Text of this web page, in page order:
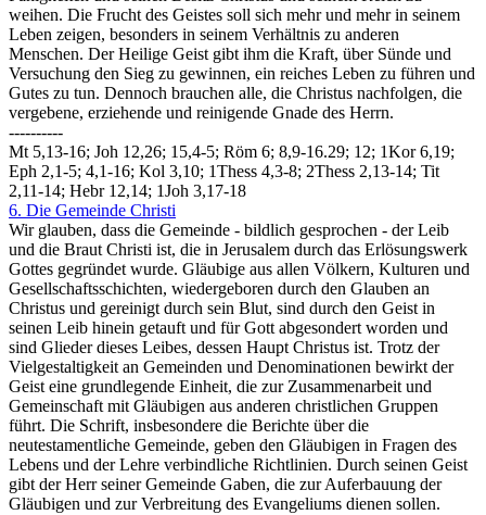
weihen. Die Frucht des Geistes soll sich mehr und mehr in seinem
Leben zeigen, besonders in seinem Verhältnis zu anderen
Menschen. Der Heilige Geist gibt ihm die Kraft, über Sünde und
Versuchung den Sieg zu gewinnen, ein reiches Leben zu führen und
Gutes zu tun. Dennoch brauchen alle, die Christus nachfolgen, die
vergebene, erziehende und reinigende Gnade des Herrn.
----------
Mt 5,13-16; Joh 12,26; 15,4-5; Röm 6; 8,9-16.29; 12; 1Kor 6,19;
Eph 2,1-5; 4,1-16; Kol 3,10; 1Thess 4,3-8; 2Thess 2,13-14; Tit
2,11-14; Hebr 12,14; 1Joh 3,17-18
6. Die Gemeinde Christi
Wir glauben, dass die Gemeinde - bildlich gesprochen - der Leib
und die Braut Christi ist, die in Jerusalem durch das Erlösungswerk
Gottes gegründet wurde. Gläubige aus allen Völkern, Kulturen und
Gesellschaftsschichten, wiedergeboren durch den Glauben an
Christus und gereinigt durch sein Blut, sind durch den Geist in
seinen Leib hinein getauft und für Gott abgesondert worden und
sind Glieder dieses Leibes, dessen Haupt Christus ist. Trotz der
Vielgestaltigkeit an Gemeinden und Denominationen bewirkt der
Geist eine grundlegende Einheit, die zur Zusammenarbeit und
Gemeinschaft mit Gläubigen aus anderen christlichen Gruppen
führt. Die Schrift, insbesondere die Berichte über die
neutestamentliche Gemeinde, geben den Gläubigen in Fragen des
Lebens und der Lehre verbindliche Richtlinien. Durch seinen Geist
gibt der Herr seiner Gemeinde Gaben, die zur Auferbauung der
Gläubigen und zur Verbreitung des Evangeliums dienen sollen.